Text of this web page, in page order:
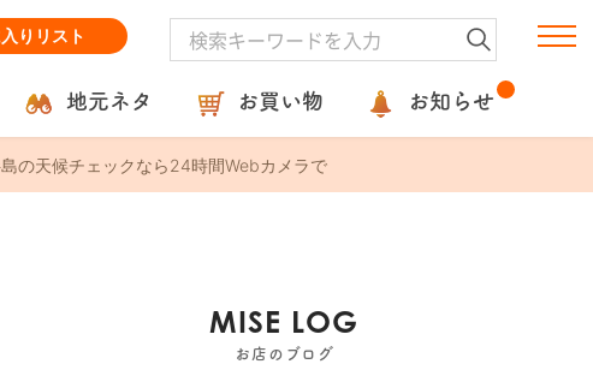
りリスト
地元ネタ お買い物 お知らせ
の天候チェックなら24時間Webカメラで
MISE LOG
お店のブログ